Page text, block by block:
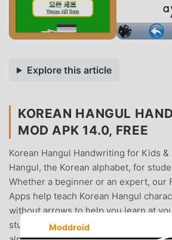
Explore this article
KOREAN HANGUL
MOD APK 14.0, FREE
Korean Hangul Handwriting for Kids
Hangul, the Korean alphabet, for
Whether a beginner or an expert, our
Apps help teach Korean Hangul
without arrows to help you learn at
students will learn the proper way to
Moddroid